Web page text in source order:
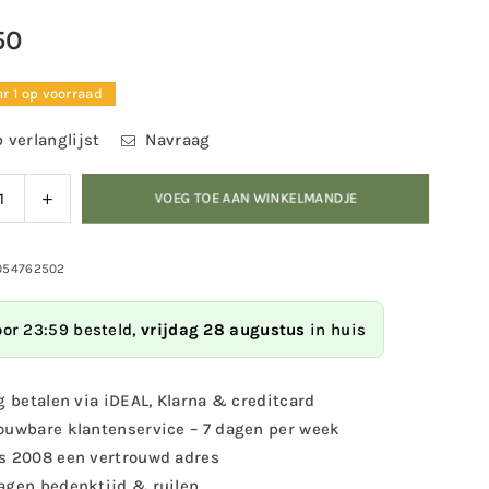
1 op voorraad
verlanglijst Navraag
Verhoog
de
voor
Zaad
VOEG TOE AAN WINKELMANDJE
23:59 besteld, vrijdag 28 augustus in huis
betalen via iDEAL, Klarna & creditcard
klantenservice – 7 dagen per week
2008 een vertrouwd adres